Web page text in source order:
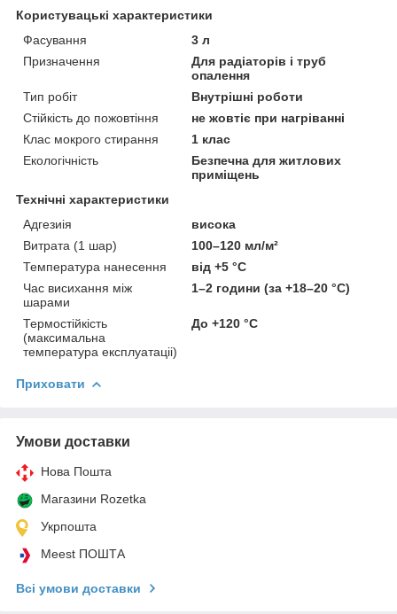
Користувацькі характеристики
Фасування
3 л
Призначення
Для радіаторів і труб
опалення
Тип робіт
Внутрішні роботи
Стійкість до пожовтіння
не жовтіє при нагріванні
Клас мокрого стирання
1 клас
Екологічність
Безпечна для житлових
приміщень
Технічні характеристики
Адгезиія
висока
Витрата (1 шар)
100–120 мл/м²
Температура нанесення
від +5 °C
Час висихання між
шарами
1–2 години (за +18–20 °C)
Термостійкість
(максимальна
температура експлуатаціі)
До +120 °C
Приховати
Умови доставки
Нова Пошта
Магазини Rozetka
Укрпошта
Meest ПОШТА
Всі умови доставки